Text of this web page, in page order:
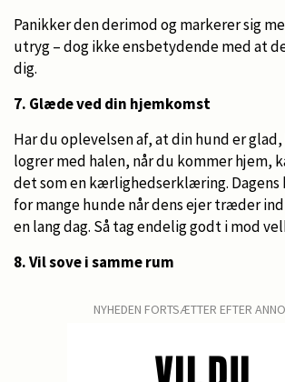
Panikker den derimod og markerer sig
utryg – dog ikke ensbetydende med at
dig.
7. Glæde ved din hjemkomst
Har du oplevelsen af, at din hund er
logrer med halen, når du kommer hjem,
det som en kærlighedserklæring.
for mange hunde når dens ejer træder
en lang dag. Så tag endelig godt i mod
8. Vil sove i samme rum
NYHEDEN FORTSÆTTER EFTER